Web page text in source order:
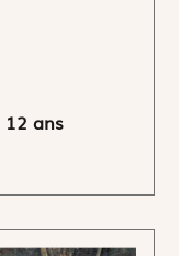
12 ans